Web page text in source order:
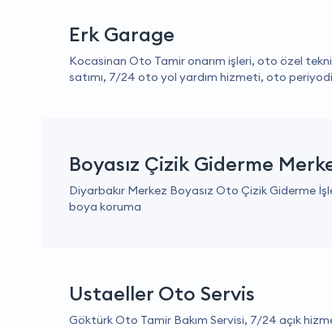
Erk Garage
Kocasinan Oto Tamir onarım işleri, oto özel
satımı, 7/24 oto yol yardım hizmeti, oto
Boyasız Çizik Giderme
Diyarbakır Merkez Boyasız Oto Çizik Giderme
boya koruma
Ustaeller Oto Servis
Göktürk Oto Tamir Bakım Servisi, 7/24 açık